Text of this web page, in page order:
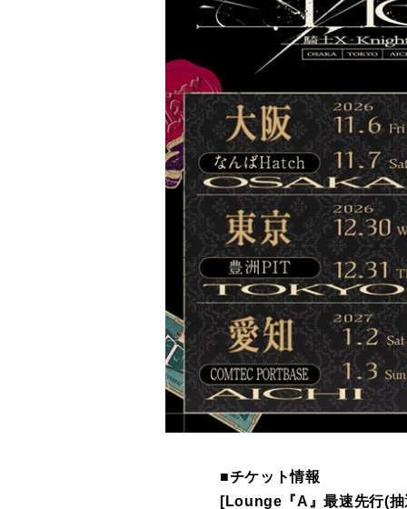
■チケット情報
[Lounge『A』最速先行(